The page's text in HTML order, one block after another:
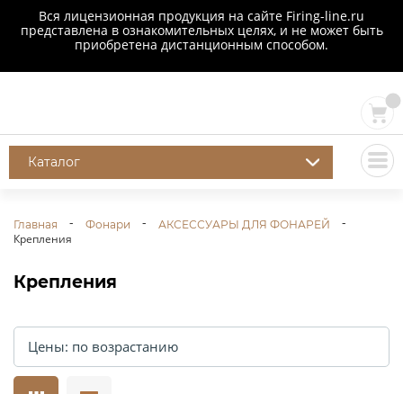
Вся лицензионная продукция на сайте Firing-line.ru
представлена в ознакомительных целях, и не может быть
приобретена дистанционным способом.
Каталог
Главная Фонари АКСЕССУАРЫ ДЛЯ ФОНАРЕЙ
Крепления
Крепления